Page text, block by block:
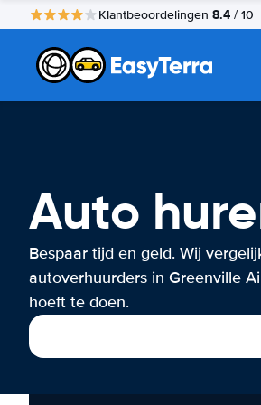
Klantbeoordelingen 8.4 / 10
Auto
Bespaar tijd en geld. Wij
autoverhuurders in Greenville
hoeft te doen.